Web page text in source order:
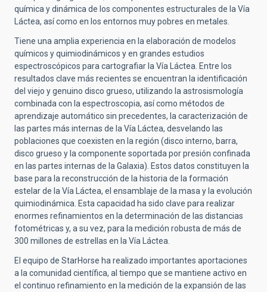
química y dinámica de los componentes estructurales de la Vía
Láctea, así como en los entornos muy pobres en metales.
Tiene una amplia experiencia en la elaboración de modelos
químicos y quimiodinámicos y en grandes estudios
espectroscópicos para cartografiar la Vía Láctea. Entre los
resultados clave más recientes se encuentran la identificación
del viejo y genuino disco grueso, utilizando la astrosismología
combinada con la espectroscopia, así como métodos de
aprendizaje automático sin precedentes, la caracterización de
las partes más internas de la Vía Láctea, desvelando las
poblaciones que coexisten en la región (disco interno, barra,
disco grueso y la componente soportada por presión confinada
en las partes internas de la Galaxia). Estos datos constituyen la
base para la reconstrucción de la historia de la formación
estelar de la Vía Láctea, el ensamblaje de la masa y la evolución
quimiodinámica. Esta capacidad ha sido clave para realizar
enormes refinamientos en la determinación de las distancias
fotométricas y, a su vez, para la medición robusta de más de
300 millones de estrellas en la Vía Láctea.
El equipo de StarHorse ha realizado importantes aportaciones
a la comunidad científica, al tiempo que se mantiene activo en
el continuo refinamiento en la medición de la expansión de las